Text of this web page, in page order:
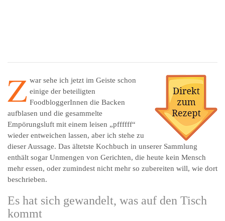
Z war sehe ich jetzt im Geiste schon
einige der beteiligten
FoodbloggerInnen die Backen
aufblasen und die gesammelte
Empörungsluft mit einem leisen „pffffff“
wieder entweichen lassen, aber ich stehe zu
dieser Aussage. Das ältetste Kochbuch in unserer Sammlung
enthält sogar Unmengen von Gerichten, die heute kein Mensch
mehr essen, oder zumindest nicht mehr so zubereiten will, wie dort
beschrieben.
Es hat sich gewandelt, was auf den Tisch
kommt